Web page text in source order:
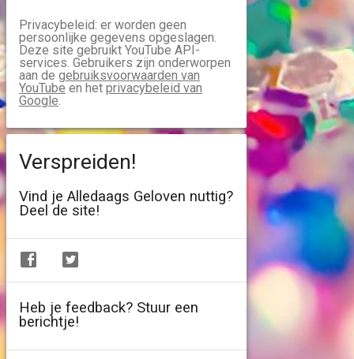
Privacybeleid: er worden geen
persoonlijke gegevens opgeslagen.
Deze site gebruikt YouTube API-
services. Gebruikers zijn onderworpen
aan de gebruiksvoorwaarden van
YouTube en het privacybeleid van
Google.
Verspreiden!
Vind je Alledaags Geloven nuttig?
Deel de site!
Heb je feedback? Stuur een
berichtje!